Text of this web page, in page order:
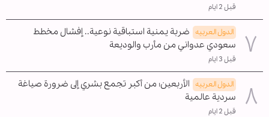
قبل 2 ايام
الدول العربیه ضربة يمنية استباقية نوعية.. إفشال مخطط
سعودي عدواني من مأرب والوديعة
قبل 3 ايام
الدول العربیه الأربعين؛ من أكبر تجمع بشري إلى ضرورة صياغة
سردية عالمية
قبل 2 ايام